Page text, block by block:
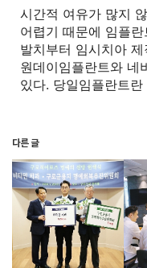
시간적 여유가 많지
어렵기 때문에 임플
발치부터 임시치아
원데이임플란트와 네
있다. 당일임플란트
대신하여 인공치아를
튼튼하고 유지력이
8~90% 정도의 치아
있다.
임플란트시술은 발치
3~6개월정도의 기
당일 발치, 임플란트
다른 글